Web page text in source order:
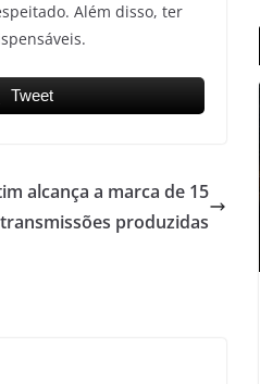
Além disso, ter
Tweet
alcança a marca de 15
produzidas